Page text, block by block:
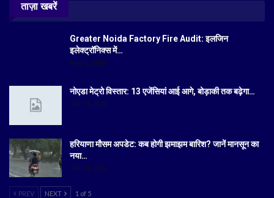
ताज़ा खबरें
Greater Noida Factory Fire Audit: इलजिन
इलेक्ट्रॉनिक्स में…
Aug 6, 2026
नोएडा मेट्रो विस्तार: 13 एजेंसियां आई आगे, बोड़ाकी तक बढ़ेगा…
Jul 19, 2026
हरियाणा मौसम अपडेट: कब होगी झमाझम बारिश? जानें मानसून का
नया…
Jul 18, 2026
PREV NEXT 1 of 5